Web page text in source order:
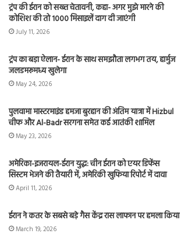
ट्रंप की ईरान को सख्त चेतावनी, कहा- अगर मुझे मारने की
कोशिश की तो 1000 मिसाइलें दाग दी जाएंगी
July 11, 2026
ट्रंप का बड़ा ऐलान- ईरान के साथ समझौता लगभग तय, हार्मुज
जलडमरूमध्य खुलेगा
May 24, 2026
पुलवामा मास्टरमाइंड हमजा बुरहान की अंतिम यात्रा में Hizbul
चीफ और Al-Badr सरगना समेत कई आतंकी शामिल
May 23, 2026
अमेरिका-इजरायल-ईरान युद्ध: चीन ईरान को एयर डिफेंस
सिस्टम भेजने की तैयारी में, अमेरिकी खुफिया रिपोर्ट में दावा
April 11, 2026
ईरान ने कतर के सबसे बड़े गैस केंद्र रास लाफान पर हमला किया
March 19, 2026